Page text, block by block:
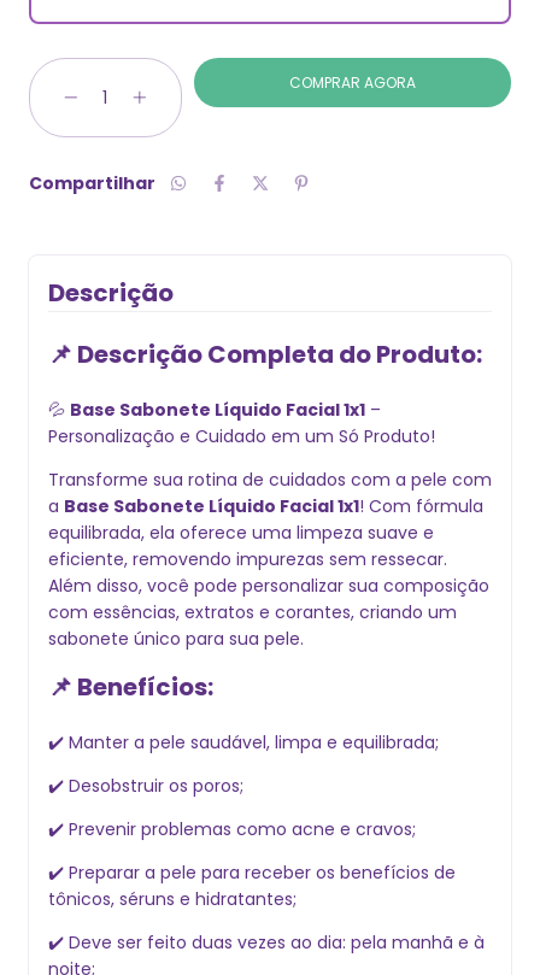
Compartilhar
Descrição
📌 Descrição Completa do Produto:
💦 Base Sabonete Líquido Facial 1x1 –
Personalização e Cuidado em um Só Produto!
Transforme sua rotina de cuidados com a pele com
a Base Sabonete Líquido Facial 1x1! Com fórmula
equilibrada, ela oferece uma limpeza suave e
eficiente, removendo impurezas sem ressecar.
Além disso, você pode personalizar sua composição
com essências, extratos e corantes, criando um
sabonete único para sua pele.
📌 Benefícios:
✔️ Manter a pele saudável, limpa e equilibrada;
✔️ Desobstruir os poros;
✔️ Prevenir problemas como acne e cravos;
✔️ Preparar a pele para receber os benefícios de
tônicos, séruns e hidratantes;
✔️ Deve ser feito duas vezes ao dia: pela manhã e à
noite;